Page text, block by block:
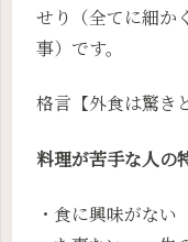
せり（全てに細か
事）です。
格言【外食は驚き
料理が苦手な人の
・食に興味がな